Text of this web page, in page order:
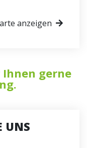
anzeigen
Ihnen gerne
UNS